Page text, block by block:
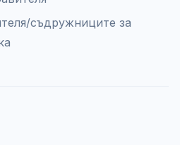
съдружниците за